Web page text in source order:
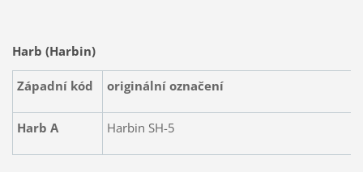
Harb (Harbin)
Západní kód originální označení
Harb A Harbin SH-5